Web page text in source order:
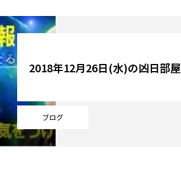
ブログ
2018年12月26日(水)の凶日部屋